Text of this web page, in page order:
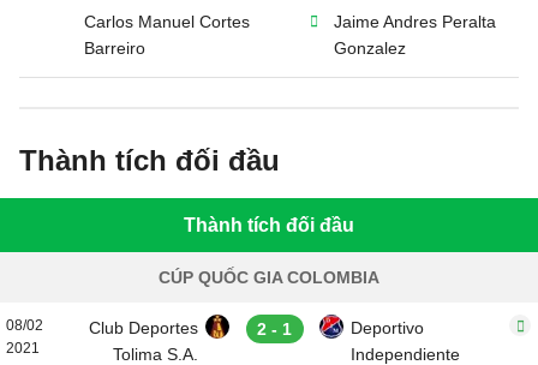
Carlos Manuel Cortes
Barreiro
Jaime Andres Peralta
Gonzalez
Thành tích đối đầu
Thành tích đối đầu
CÚP QUỐC GIA COLOMBIA
08/02
2021
Club Deportes
Tolima S.A.
2 - 1
Deportivo
Independiente